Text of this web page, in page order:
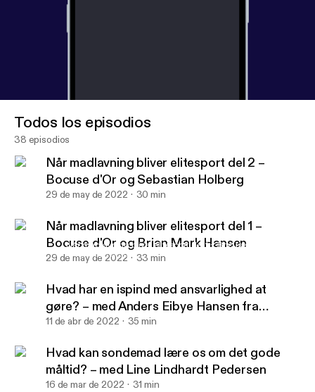
Når madlavning bliver elitesport del 1 – Bocuse d'Or og Brian
Med Mad i Munden
Todos los episodios
38 episodios
Når madlavning bliver elitesport del 2 –
Bocuse d'Or og Sebastian Holberg
29 de may de 2022 30 min
Når madlavning bliver elitesport del 1 –
Bocuse d'Or og Brian Mark Hansen
29 de may de 2022 33 min
Hvad har en ispind med ansvarlighed at
gøre? – med Anders Eibye Hansen fra
Hansens Is
11 de abr de 2022 35 min
Hvad kan sondemad lære os om det gode
måltid? – med Line Lindhardt Pedersen
16 de mar de 2022 31 min